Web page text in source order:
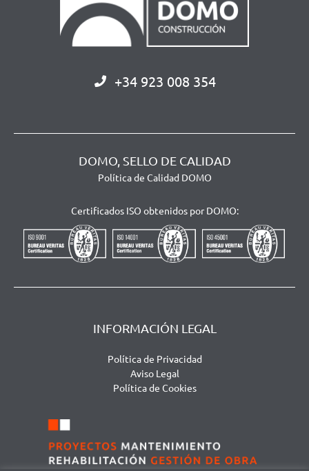
+34 923 008 354
DOMO, SELLO DE CALIDAD
Política de Calidad DOMO
Certificados ISO obtenidos por DOMO:
INFORMACIÓN LEGAL
Política de Privacidad
Aviso Legal
Política de Cookies